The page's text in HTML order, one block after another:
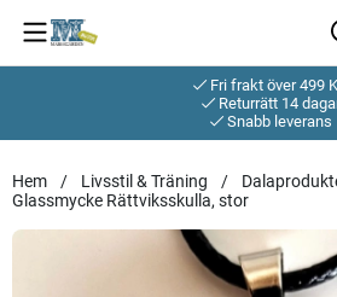
Fri frakt över 499
Returrätt 14
Snabb leverans
Hem Livsstil & Träning
Glassmycke Rättviksskulla, stor
Glassmycke